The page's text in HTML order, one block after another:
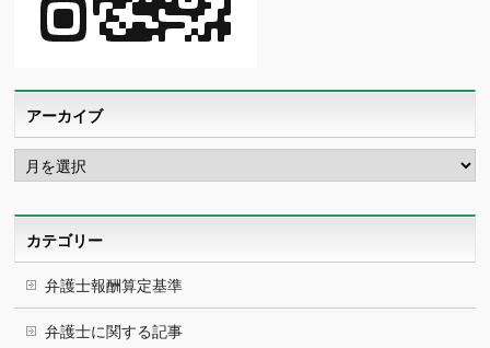
アーカイブ
ア
ー
カ
カテゴリー
弁護士報酬算定基準
弁護士に関する記事